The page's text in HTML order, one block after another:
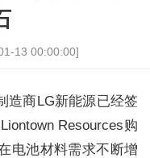
13 00:00:00]
造商LG新能源已经签
Resources购
电池材料需求不断增